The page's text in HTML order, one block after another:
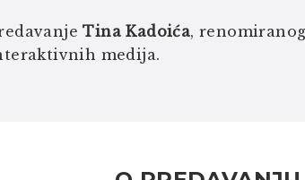
Tina Kadoića,
medija.